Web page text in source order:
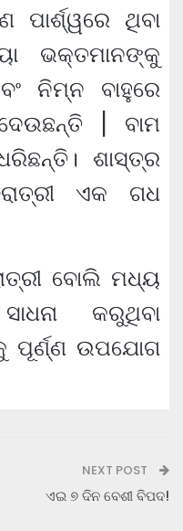
ପାର୍ଶ୍ୱରେ ଥିବା
ଭକ୍ତମାନଙ୍କୁ
ନିମ୍ନ ବାହୁରେ
| ବାମ
ଶାସ୍ତ୍ର
ଏକ ଗଧ
ବୋଲି ମଧ୍ୟ
କରୁଥିବା
ପୂର୍ଣ୍ଣ ଉପଯୋଗ
NEXT POST
ଏଇ ୭ ଦିନ ବେଶୀ ବିପଦ!